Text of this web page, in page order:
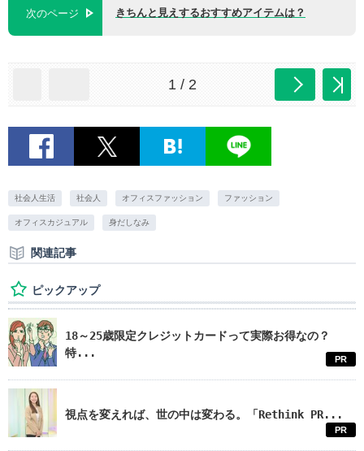
次のページ きちんと見えするおすすめアイテムは？
1 / 2
社会人生活 社会人 オフィスファッション ファッション
オフィスカジュアル 身だしなみ
関連記事
ピックアップ
18～25歳限定クレジットカードって実際お得なの？
特...
PR
視点を変えれば、世の中は変わる。「Rethink PR...
PR